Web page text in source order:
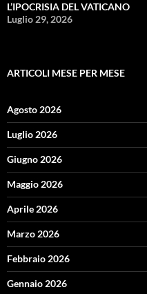
L’IPOCRISIA DEL VATICANO
Luglio 29, 2026
ARTICOLI MESE PER MESE
Agosto 2026
Luglio 2026
Giugno 2026
Maggio 2026
Aprile 2026
Marzo 2026
Febbraio 2026
Gennaio 2026